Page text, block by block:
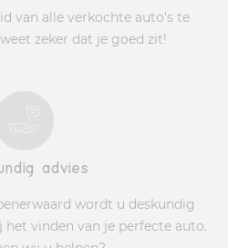
van alle verkochte auto's te
zeker dat je goed zit!
advies
wordt u deskundig
vinden van je perfecte auto.